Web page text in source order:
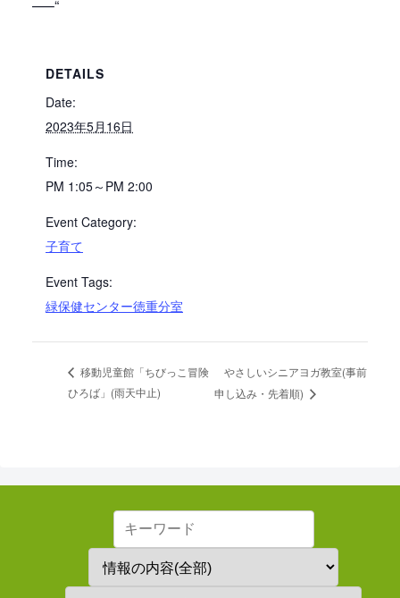
—–“
DETAILS
Date:
2023年5月16日
Time:
PM 1:05～PM 2:00
Event Category:
子育て
Event Tags:
緑保健センター徳重分室
移動児童館「ちびっこ冒険
ひろば」(雨天中止)
やさしいシニアヨガ教室(事前
申し込み・先着順)